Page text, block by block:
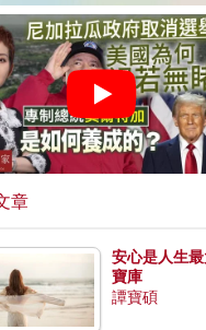
章
安心是人生
寶庫
譚寶碩